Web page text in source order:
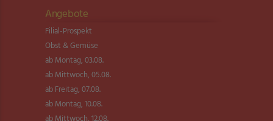
Angebote
Filial-Prospekt
Obst & Gemüse
ab Montag, 03.08.
ab Mittwoch, 05.08.
ab Freitag, 07.08.
ab Montag, 10.08.